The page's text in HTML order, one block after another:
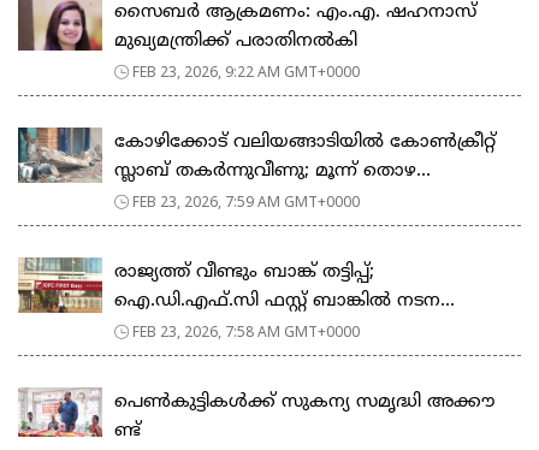
സൈബർ ആക്രമണം: എം.എ. ഷഹനാസ്
മുഖ്യമന്ത്രിക്ക് പരാതിനൽകി
FEB 23, 2026, 9:22 AM GMT+0000
കോഴിക്കോട് വലിയങ്ങാടിയിൽ കോൺക്രീറ്റ്
സ്ലാബ് തകർന്നുവീണു; മൂന്ന് തൊഴ...
FEB 23, 2026, 7:59 AM GMT+0000
രാജ്യത്ത് വീണ്ടും ബാങ്ക് തട്ടിപ്പ്;
ഐ.ഡി.എഫ്.സി ഫസ്റ്റ് ബാങ്കിൽ നടന...
FEB 23, 2026, 7:58 AM GMT+0000
പെ​ൺ​കു​ട്ടി​ക​ൾ​ക്ക് സു​ക​ന്യ സ​മൃ​ദ്ധി അ​ക്കൗ​
ണ്ട്